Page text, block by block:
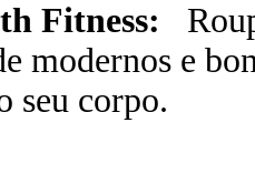
Fitness:
modernos e
seu corpo.